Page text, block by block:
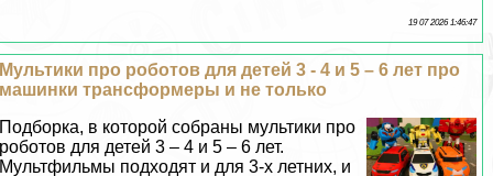
19 07 2026 1:46:47
Мультики про роботов для детей 3 - 4 и 5 – 6 лет про
машинки трaнcформеры и не только
Подборка, в которой собраны мультики про
роботов для детей 3 – 4 и 5 – 6 лет.
Мультфильмы подходят и для 3-х летних, и